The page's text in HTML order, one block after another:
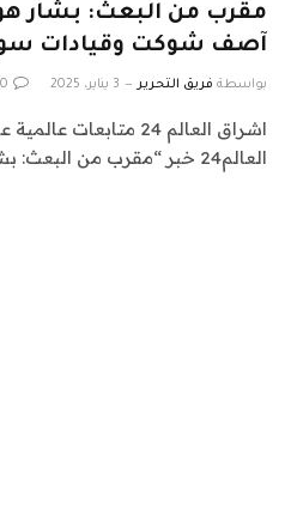
مقرب من البعث: بشار
آصف شوكت وقيادات
بواسطة فريق التحرير 3 يناير، 2025 0
اشراق العالم 24
العالم24 خبر “مقرب من البعث: بشار هو من قتل صهره…